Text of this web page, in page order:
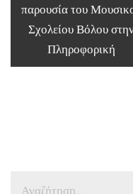
παρουσία του
Σχολείου Βόλου
Πληροφορική